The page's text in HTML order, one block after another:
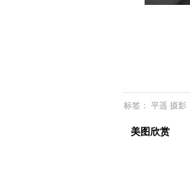
标签： 平遥 摄影
美图欣赏